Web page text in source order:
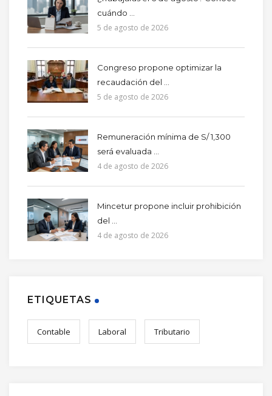
cuándo ...
5 de agosto de 2026
Congreso propone optimizar la
recaudación del ...
5 de agosto de 2026
Remuneración mínima de S/ 1,300
será evaluada ...
4 de agosto de 2026
Mincetur propone incluir prohibición
del ...
4 de agosto de 2026
ETIQUETAS
Contable Laboral Tributario